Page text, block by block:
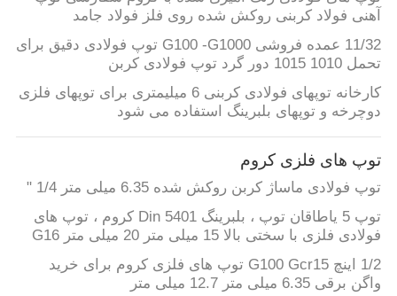
تماس
بگیرید
اخبار
موارد
درخواست
نقل
قول
آهنی فولاد کربنی روکش شده روی فلز فولاد جامد
11/32 عمده فروشی G100 -G1000 توپ فولادی دقیق برای
تحمل 1010 1015 دور گرد توپ فولادی کربن
کارخانه توپهای فولادی کربنی 6 میلیمتری برای توپهای فلزی
دوچرخه و توپهای بلبرینگ استفاده می شود
توپ های فلزی کروم
توپ فولادی ماساژ کربن روکش شده 6.35 میلی متر 1/4 "
توپ 5 یاطاقان توپ ، بلبرینگ Din 5401 کروم ، توپ های
فولادی فلزی با سختی بالا 15 میلی متر 20 میلی متر G16
1/2 اینچ G100 Gcr15 توپ های فلزی کروم برای خرید
واگن برقی 6.35 میلی متر 12.7 میلی متر